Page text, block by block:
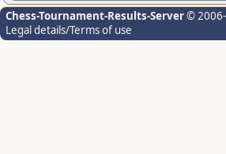
Chess-Tournament-Results-Server©
Legal details/Terms of use